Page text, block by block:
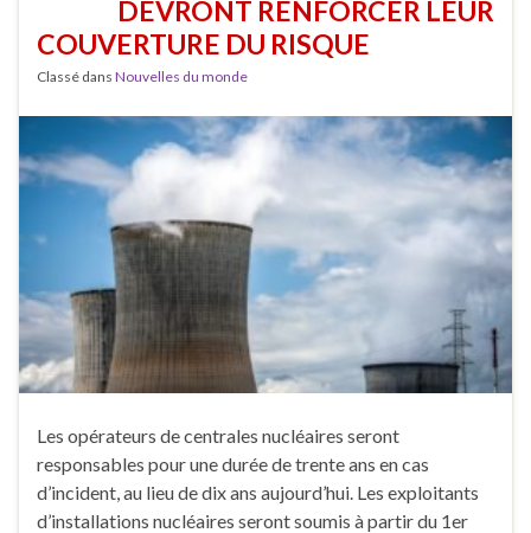
DEVRONT RENFORCER LEUR
COUVERTURE DU RISQUE
Classé dans Nouvelles du monde
Les opérateurs de centrales nucléaires seront
responsables pour une durée de trente ans en cas
d’incident, au lieu de dix ans aujourd’hui. Les exploitants
d’installations nucléaires seront soumis à partir du 1er